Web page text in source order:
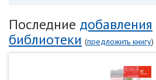
Последние добавления
библиотеки (предложить книгу)